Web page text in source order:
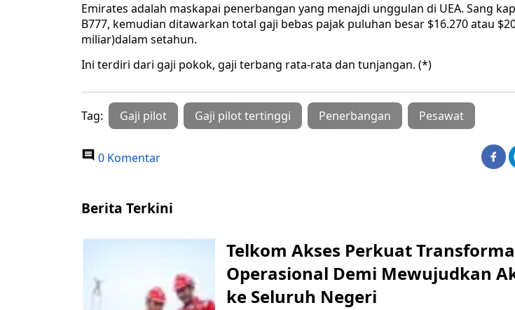
Emirates adalah maskapai penerbangan yang menajdi unggulan di UEA. Sang
B777, kemudian ditawarkan total gaji bebas pajak puluhan besar $16.270 atau
miliar)dalam setahun.
Ini terdiri dari gaji pokok, gaji terbang rata-rata dan tunjangan. (*)
Tag: Gaji pilot Gaji pilot tertinggi Penerbangan Pesawat
0 Komentar
Berita Terkini
Telkom Akses Perkuat
Operasional Demi Mewujudkan
ke Seluruh Negeri